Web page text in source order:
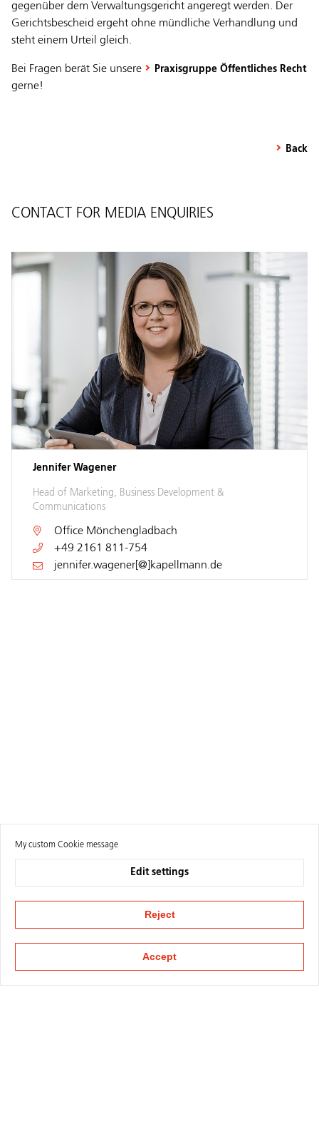
gegenüber dem Verwaltungsgericht angeregt werden. Der
Gerichtsbescheid ergeht ohne mündliche Verhandlung und
steht einem Urteil gleich.
Bei Fragen berät Sie unsere Praxisgruppe Öffentliches Recht
gerne!
Back
CONTACT FOR MEDIA ENQUIRIES
Jennifer Wagener
Head of Marketing, Business Development &
Communications
Office Mönchengladbach
+49 2161 811-754
jennifer.wagener[@]kapellmann.de
My custom Cookie message
Edit settings
Reject
Accept